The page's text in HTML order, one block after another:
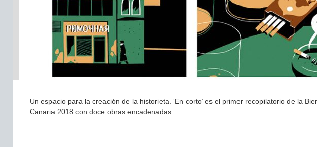
Un espacio para la creación de la historieta. ‘En corto’ es el primer recopilatorio de la
Canaria 2018 con doce obras encadenadas.